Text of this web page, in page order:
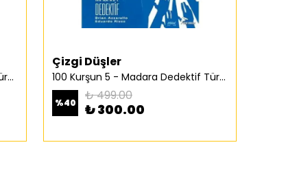
100 Kurşun 4 – Geçmiş Yarınlar Türkçe Çizgi Roman
Çizgi Düşler
100 Kurşun 5 - Madara Dedektif Türkçe Çizgi Roman
%40 ₺ 499.00
₺ 300.00